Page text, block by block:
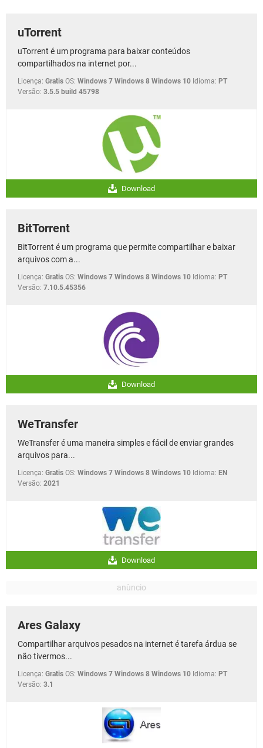
uTorrent
uTorrent é um programa para baixar conteúdos
compartilhados na internet por...
Licença: Gratis OS: Windows 7 Windows 8 Windows 10 Idioma: PT
Versão: 3.5.5 build 45798
Download
BitTorrent
BitTorrent é um programa que permite compartilhar e baixar
arquivos com a...
Licença: Gratis OS: Windows 7 Windows 8 Windows 10 Idioma: PT
Versão: 7.10.5.45356
Download
WeTransfer
WeTransfer é uma maneira simples e fácil de enviar grandes
arquivos para...
Licença: Gratis OS: Windows 7 Windows 8 Windows 10 Idioma: EN
Versão: 2021
Download
Ares Galaxy
Compartilhar arquivos pesados na internet é tarefa árdua se
não tivermos...
Licença: Gratis OS: Windows 7 Windows 8 Windows 10 Idioma: PT
Versão: 3.1